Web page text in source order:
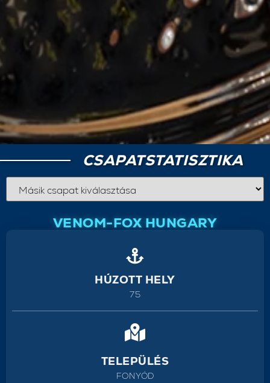
CSAPATSTATISZTIKA
VENOM-FOX HUNGARY
HÚZOTT HELY
75
TELEPÜLÉS
FONYÓD